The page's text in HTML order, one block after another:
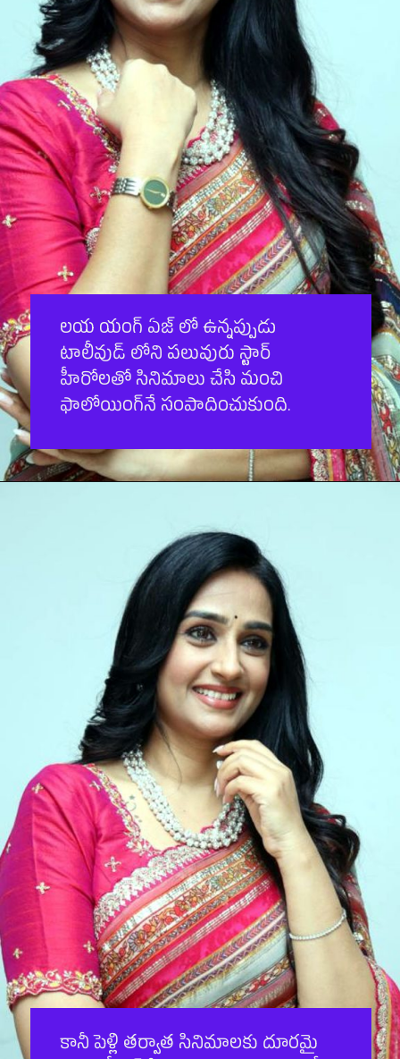
ల‌య యంగ్ ఏజ్ లో ఉన్న‌ప్పుడు
టాలీవుడ్ లోని ప‌లువురు స్టార్
హీరోల‌తో సినిమాలు చేసి మంచి
కానీ పెళ్లి త‌ర్వాత సినిమాల‌కు దూర‌మై